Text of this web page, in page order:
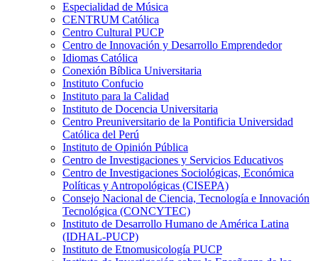
Especialidad de Música
CENTRUM Católica
Centro Cultural PUCP
Centro de Innovación y Desarrollo Emprendedor
Idiomas Católica
Conexión Bíblica Universitaria
Instituto Confucio
Instituto para la Calidad
Instituto de Docencia Universitaria
Centro Preuniversitario de la Pontificia Universidad
Católica del Perú
Instituto de Opinión Pública
Centro de Investigaciones y Servicios Educativos
Centro de Investigaciones Sociológicas, Económica
Políticas y Antropológicas (CISEPA)
Consejo Nacional de Ciencia, Tecnología e Innovación
Tecnológica (CONCYTEC)
Instituto de Desarrollo Humano de América Latina
(IDHAL-PUCP)
Instituto de Etnomusicología PUCP